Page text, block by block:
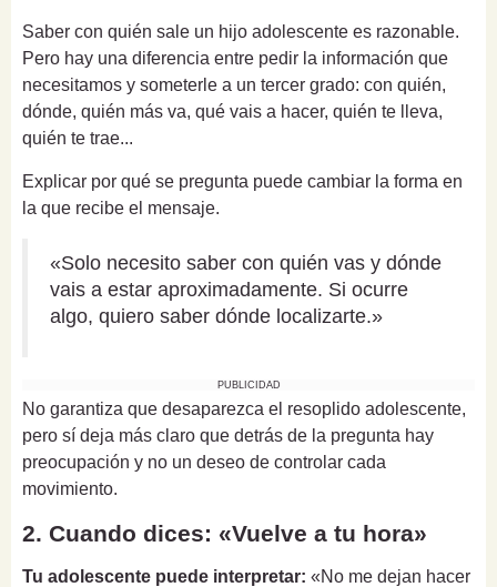
Saber con quién sale un hijo adolescente es razonable.
Pero hay una diferencia entre pedir la información que
necesitamos y someterle a un tercer grado: con quién,
dónde, quién más va, qué vais a hacer, quién te lleva,
quién te trae...
Explicar por qué se pregunta puede cambiar la forma en
la que recibe el mensaje.
«Solo necesito saber con quién vas y dónde
vais a estar aproximadamente. Si ocurre
algo, quiero saber dónde localizarte.»
PUBLICIDAD
No garantiza que desaparezca el resoplido adolescente,
pero sí deja más claro que detrás de la pregunta hay
preocupación y no un deseo de controlar cada
movimiento.
2. Cuando dices: «Vuelve a tu hora»
Tu adolescente puede interpretar: «No me dejan hacer